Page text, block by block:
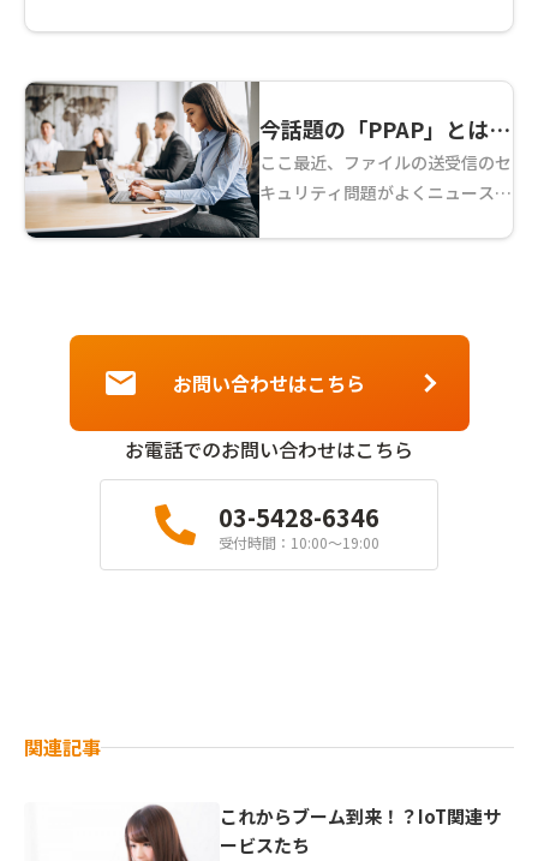
増えたファイル暗号化について、
ファイル暗号化が必要 ...
今話題の「PPAP」とは？
～ファイル共有のこれか
ら～
ここ最近、ファイルの送受信のセ
キュリティ問題がよくニュースで
説していきます。 ...
お電話でのお問い合わせはこちら
03-5428-6346
受付時間：10:00〜19:00
お問い合わせはこちら
関連記事
これからブーム到来！？IoT関連サ
ービスたち